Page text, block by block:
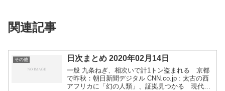
関連記事
その他 日次まとめ 2020年02月14日
一般 九条ねぎ、相次いで計1トン盗まれる 京都
で昨秋：朝日新聞デジタル CNN.co.jp : 太古の西
アフリカに「幻の人類」、証拠見つかる 現代人